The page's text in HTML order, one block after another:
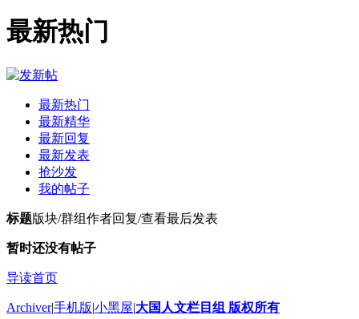
最新热门
最新热门
最新精华
最新回复
最新发表
抢沙发
我的帖子
标题版块/群组作者回复/查看最后发表
暂时还没有帖子
导读首页
Archiver|手机版|小黑屋|大国人文栏目组 版权所有